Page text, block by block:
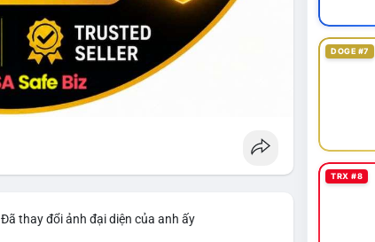
Đã thay đổi ảnh đại diện của anh ấy
DOGE #7
TRX #8